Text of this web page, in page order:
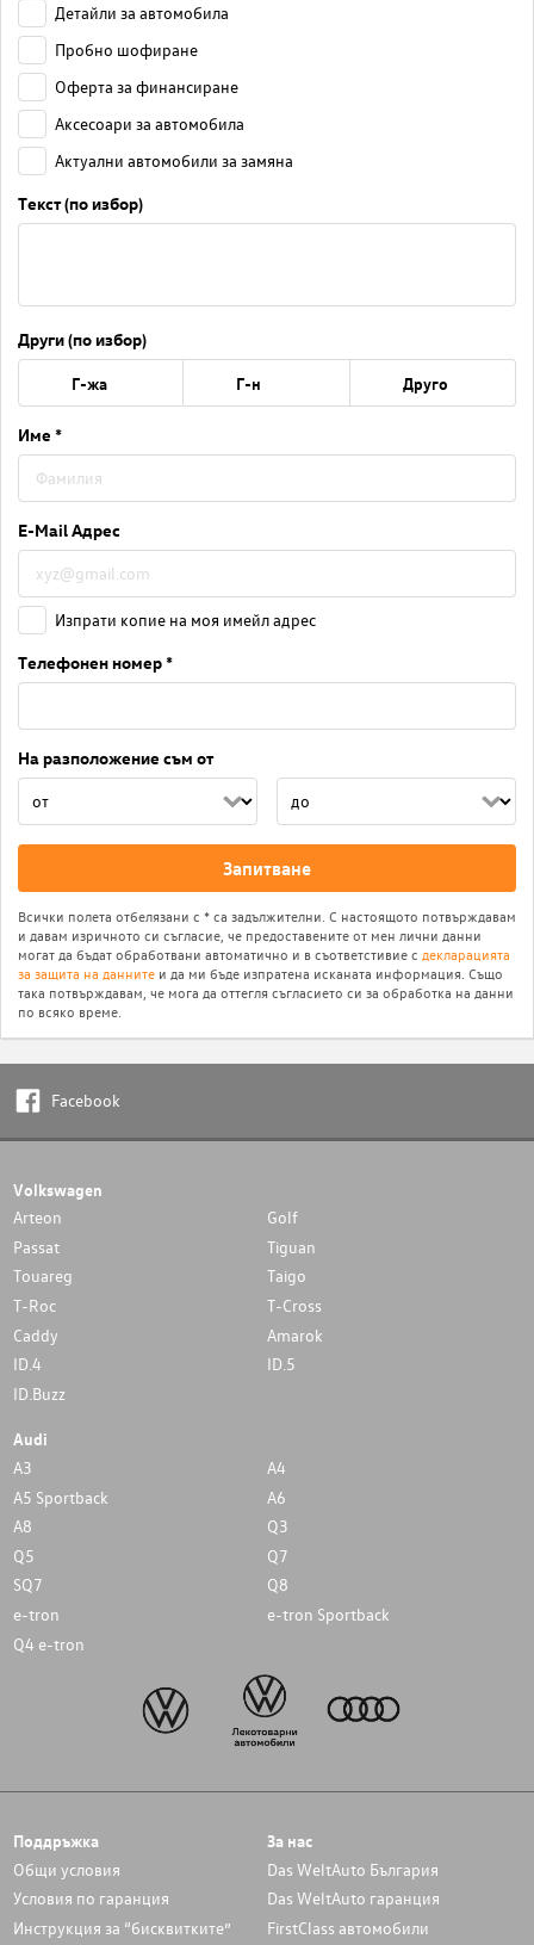
Детайли за автомобила
Пробно шофиране
Оферта за финансиране
Аксесоари за автомобила
Актуални автомобили за замяна
Текст (по избор)
Други (по избор)
Г-жа Г-н Друго
Име *
E-Mail Адрес
Изпрати копие на моя имейл адрес
Телефонен номер *
На разположение съм от
Запитване
Всички полета отбелязани с * са задължителни. С настоящото потвърждавам
и давам изричното си съгласие, че предоставените от мен лични данни
могат да бъдат обработвани автоматично и в съответстивие с декларацията
за защита на данните и да ми бъде изпратена исканата информация. Също
така потвърждавам, че мога да оттегля съгласието си за обработка на данни
по всяко време.
Facebook
Volkswagen
Arteon
Golf
Passat
Tiguan
Touareg
Taigo
T-Roc
T-Cross
Caddy
Amarok
ID.4
ID.5
ID.Buzz
Audi
A3
A4
A5 Sportback
A6
A8
Q3
Q5
Q7
SQ7
Q8
e-tron
e-tron Sportback
Q4 e-tron
Поддръжка
Общи условия
Условия по гаранция
Инструкция за “бисквитките”
За нас
Das WeltAuto България
Das WeltAuto гаранция
FirstClass автомобили